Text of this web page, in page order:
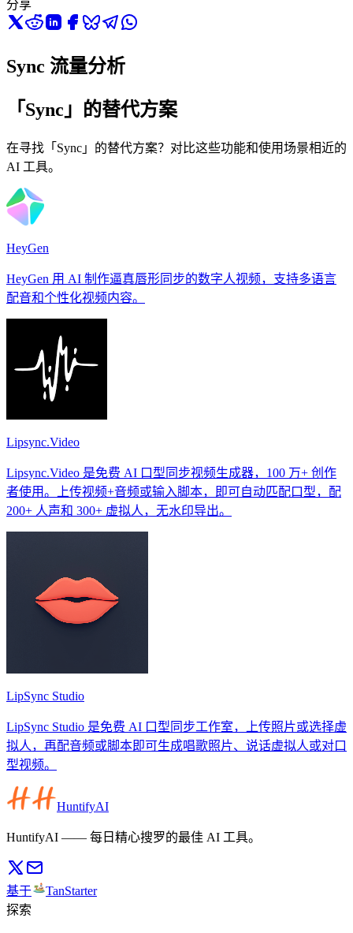
分享
Sync 流量分析
「Sync」的替代方案
在寻找「Sync」的替代方案？对比这些功能和使用场景相近的
AI 工具。
HeyGen
HeyGen 用 AI 制作逼真唇形同步的数字人视频，支持多语言
配音和个性化视频内容。
Lipsync.Video
Lipsync.Video 是免费 AI 口型同步视频生成器，100 万+ 创作
者使用。上传视频+音频或输入脚本，即可自动匹配口型，配
200+ 人声和 300+ 虚拟人，无水印导出。
LipSync Studio
LipSync Studio 是免费 AI 口型同步工作室，上传照片或选择虚
拟人，再配音频或脚本即可生成唱歌照片、说话虚拟人或对口
型视频。
HuntifyAI
HuntifyAI —— 每日精心搜罗的最佳 AI 工具。
基于
TanStarter
探索